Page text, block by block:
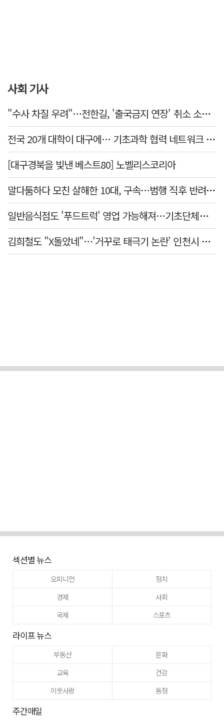
사회 기사
"수사 차질 우려"…전한길, '출국금지 연장' 취소 소송 패소
전국 20개 대학이 대구에… 기초과학 협력 네트워크 출범하다
[대구경북을 빛낸 베스트80] 노벨리스코리아
말다툼하다 모친 살해한 10대, 구속…범행 직후 반려견도 죽여
일반음식점도 '푸드트럭' 영업 가능해져…기초단체별 조례 개정 움직임
김희철도 "X돌았네"…'거꾸로 태극기 논란' 인천시 현수막, 이틀 만에 철거
섹션별 뉴스
오피니언
정치
경제
사회
국제
스포츠
라이프 뉴스
부동산
문화
교육
건강
이웃사랑
동정
주간매일